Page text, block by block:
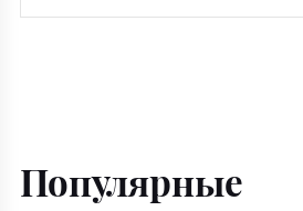
Популярные